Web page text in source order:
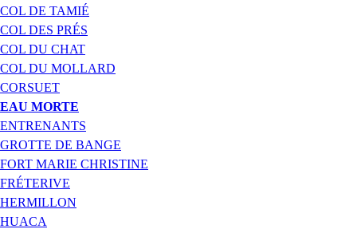
COL DE TAMIÉ
COL DES PRÉS
COL DU CHAT
COL DU MOLLARD
CORSUET
EAU MORTE
ENTRENANTS
GROTTE DE BANGE
FORT MARIE CHRISTINE
FRÉTERIVE
HERMILLON
HUACA